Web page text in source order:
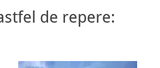
de repere: